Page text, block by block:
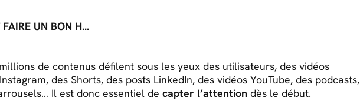
COMMENT FAIRE UN BON HOOK ?
de contenus défilent sous les yeux des utilisateurs, des vidéos
des Shorts, des posts LinkedIn, des vidéos YouTube, des podcasts,
Il est donc essentiel de capter l’attention dès le début.